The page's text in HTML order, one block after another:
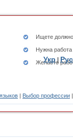
Ищете
Нужна
Желаете
| Выбор профессии
Укр| Рус